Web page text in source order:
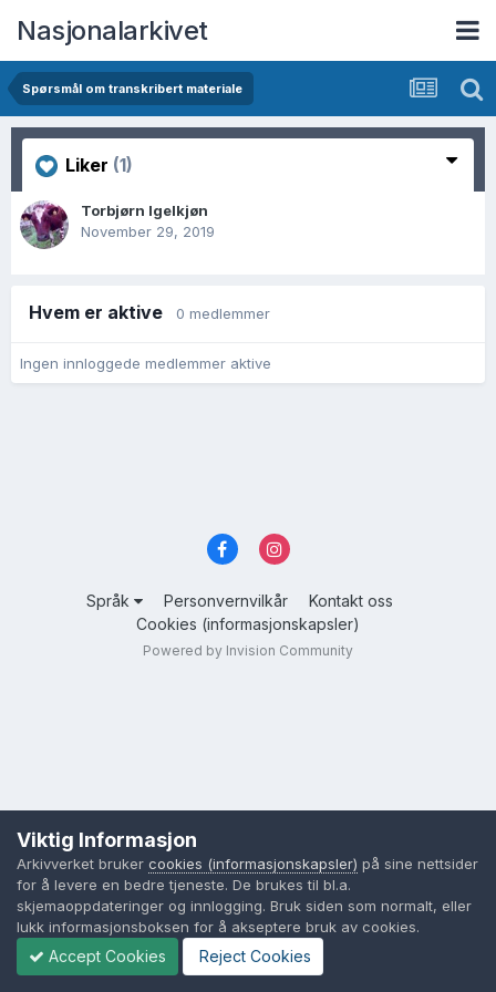
Nasjonalarkivet
Spørsmål om transkribert materiale
Liker (1)
Torbjørn Igelkjøn
November 29, 2019
Hvem er aktive 0 medlemmer
Ingen innloggede medlemmer aktive
Språk Personvernvilkår
Kontakt oss
Cookies (informasjonskapsler)
Powered by Invision Community
Viktig Informasjon
Arkivverket bruker cookies (informasjonskapsler) på sine nettsider
for å levere en bedre tjeneste. De brukes til bl.a.
skjemaoppdateringer og innlogging. Bruk siden som normalt, eller
lukk informasjonsboksen for å akseptere bruk av cookies.
Accept Cookies Reject Cookies